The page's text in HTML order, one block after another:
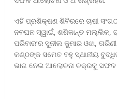
​ଏହି ପ୍ରଶିକ୍ଷଣ ଶିବିରରେ ଚାଷୀ
ନବଘନ ସ୍ୱାଇଁ, ଶଶିକାନ୍ତ ମଲ୍ଲିକ,
ପରିବାର’ର ସୁନୀଲ କୁମାର ଓଝା,
କଣ୍ଠଙ୍କ ସମେତ ବହୁ ସ୍ଥାନୀୟ
ଭାଗ ନେଇ ଆଲୋଚନା ଚକ୍ରକୁ ସଫଳ